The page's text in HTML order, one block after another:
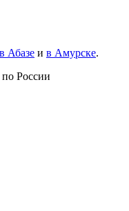
в Абазе и в Амурске.
по России